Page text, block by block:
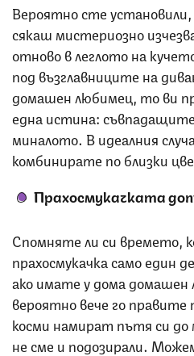
Вероятно сте
сякаш мистериозно
отново в леглото на
под възглавниците на
домашен любимец, то ви
една истина:
миналото. В идеалния
комбинирате по близки
Прахосмукачката
Спомняте ли си времето,
прахосмукачка само един
ако имате у дома
вероятно вече го
косми намират пътя си до
не сме и подозирали.